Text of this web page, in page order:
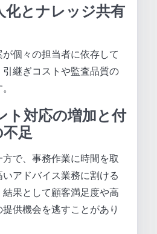
化とナレッジ共有
個々の担当者に依存して
継ぎコストや監査品質の
ト対応の増加と付
足
で、事務作業に時間を取
アドバイス業務に割ける
果として顧客満足度や高
供機会を逃すことがあり